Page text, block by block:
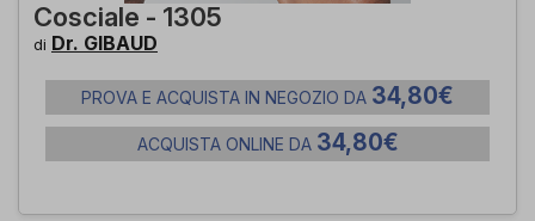
Cosciale - 1305
di Dr. GIBAUD
PROVA E ACQUISTA IN NEGOZIO DA 34,80€
ACQUISTA ONLINE DA 34,80€